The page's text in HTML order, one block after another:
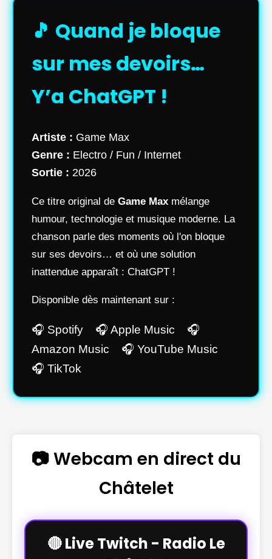
🎵 Quand je bloque
sur mes devoirs…
Y’a ChatGPT !
Artiste : Game Max
Genre : Electro / Fun / Internet
Sortie : 2026
Ce titre original de Game Max mélange
humour, technologie et musique moderne. La
chanson parle des moments où l'on bloque
sur ses devoirs… et où une solution
inattendue apparaît : ChatGPT !
Disponible dès maintenant sur :
🎧 Spotify 🎧 Apple Music 🎧
Amazon Music 🎧 YouTube Music
🎧 TikTok
📷 Webcam en direct du
Châtelet
🔴 Live Twitch - Radio Le